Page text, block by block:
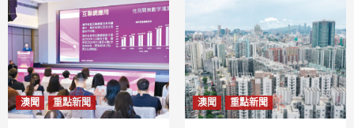
澳聞 重點新聞 澳聞 重點新聞